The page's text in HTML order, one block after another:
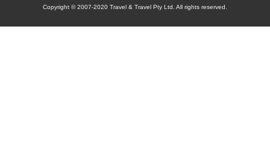
Copyright © 2007-2020 Travel & Travel Pty Ltd. All rights reserved.